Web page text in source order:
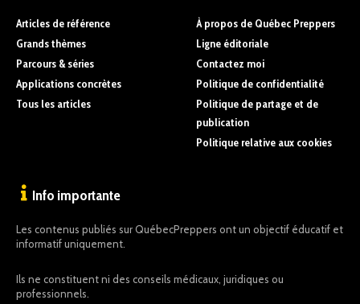
Articles de référence
Grands thèmes
Parcours & séries
Applications concrètes
Tous les articles
À propos de Québec Preppers
Ligne éditoriale
Contactez moi
Politique de confidentialité
Politique de partage et de
publication
Politique relative aux cookies
Info importante
Les contenus publiés sur QuébecPreppers ont un objectif éducatif et
informatif uniquement.
Ils ne constituent ni des conseils médicaux, juridiques ou
professionnels.